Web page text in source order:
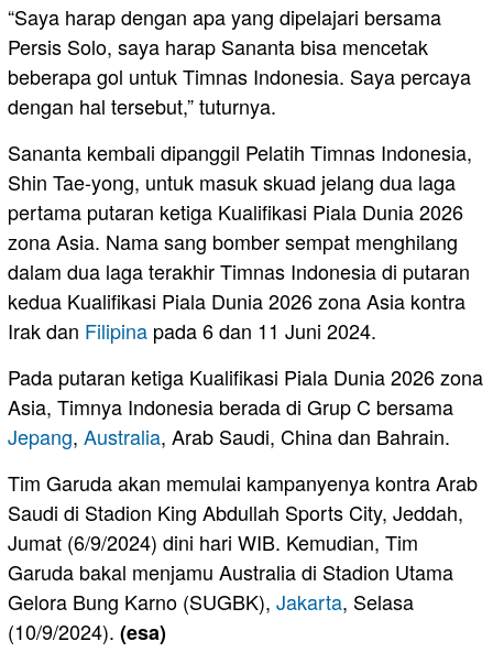
“Saya harap dengan apa yang dipelajari bersama
Persis Solo, saya harap Sananta bisa mencetak
beberapa gol untuk Timnas Indonesia. Saya percaya
dengan hal tersebut,” tuturnya.
Sananta kembali dipanggil Pelatih Timnas Indonesia,
Shin Tae-yong, untuk masuk skuad jelang dua laga
pertama putaran ketiga Kualifikasi Piala Dunia 2026
zona Asia. Nama sang bomber sempat menghilang
dalam dua laga terakhir Timnas Indonesia di putaran
kedua Kualifikasi Piala Dunia 2026 zona Asia kontra
Irak dan Filipina pada 6 dan 11 Juni 2024.
Pada putaran ketiga Kualifikasi Piala Dunia 2026 zona
Asia, Timnya Indonesia berada di Grup C bersama
Jepang, Australia, Arab Saudi, China dan Bahrain.
Tim Garuda akan memulai kampanyenya kontra Arab
Saudi di Stadion King Abdullah Sports City, Jeddah,
Jumat (6/9/2024) dini hari WIB. Kemudian, Tim
Garuda bakal menjamu Australia di Stadion Utama
Gelora Bung Karno (SUGBK), Jakarta, Selasa
(10/9/2024). (esa)